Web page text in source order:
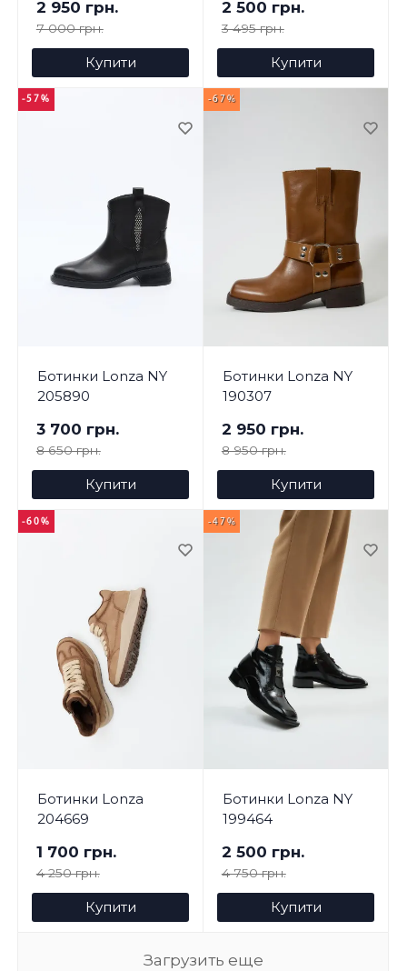
2 950 грн.
7 000 грн.
Купити
2 500 грн.
3 495 грн.
Купити
-57%
Ботинки Lonza NY
205890
3 700 грн.
8 650 грн.
Купити
-67%
Ботинки Lonza NY
190307
2 950 грн.
8 950 грн.
Купити
-60%
Ботинки Lonza
204669
1 700 грн.
4 250 грн.
Купити
-47%
Ботинки Lonza NY
199464
2 500 грн.
4 750 грн.
Купити
Загрузить еще